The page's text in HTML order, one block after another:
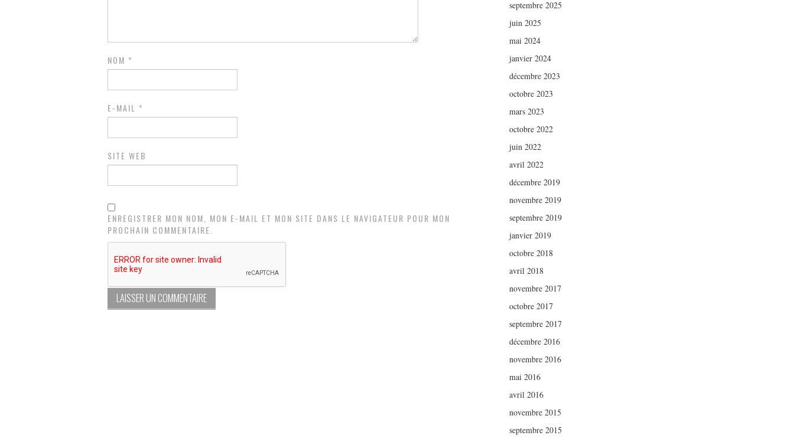
NOM *
E-MAIL *
SITE WEB
ENREGISTRER MON NOM, MON E-MAIL ET MON SITE DANS LE NAVIGATEUR POUR MON
PROCHAIN COMMENTAIRE.
septembre 2025
juin 2025
mai 2024
janvier 2024
décembre 2023
octobre 2023
mars 2023
octobre 2022
juin 2022
avril 2022
décembre 2019
novembre 2019
septembre 2019
janvier 2019
octobre 2018
avril 2018
novembre 2017
octobre 2017
septembre 2017
décembre 2016
novembre 2016
mai 2016
avril 2016
novembre 2015
septembre 2015